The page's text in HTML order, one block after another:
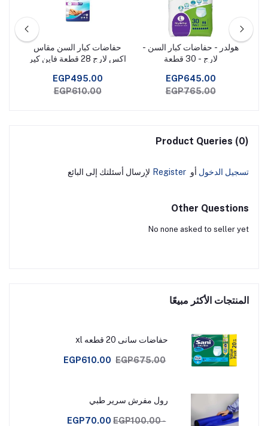
هولدر - حفاضات كبار السن -
لارج - 30 قطعة
EGP645.00
EGP765.00
حفاضات كبار السن مقاس
اكس لارج 28 قطعة فاين كير
EGP495.00
EGP610.00
Product Queries (0)
تسجيل الدخول أو Register لإرسال أسئلتك إلى البائع
Other Questions
No none asked to seller yet
المنتجات الأكثر مبيعًا
حفاضات سانى 20 قطعه xl
EGP610.00 EGP675.00
رول مفرش سرير طبي
EGP70.00 EGP100.00 -